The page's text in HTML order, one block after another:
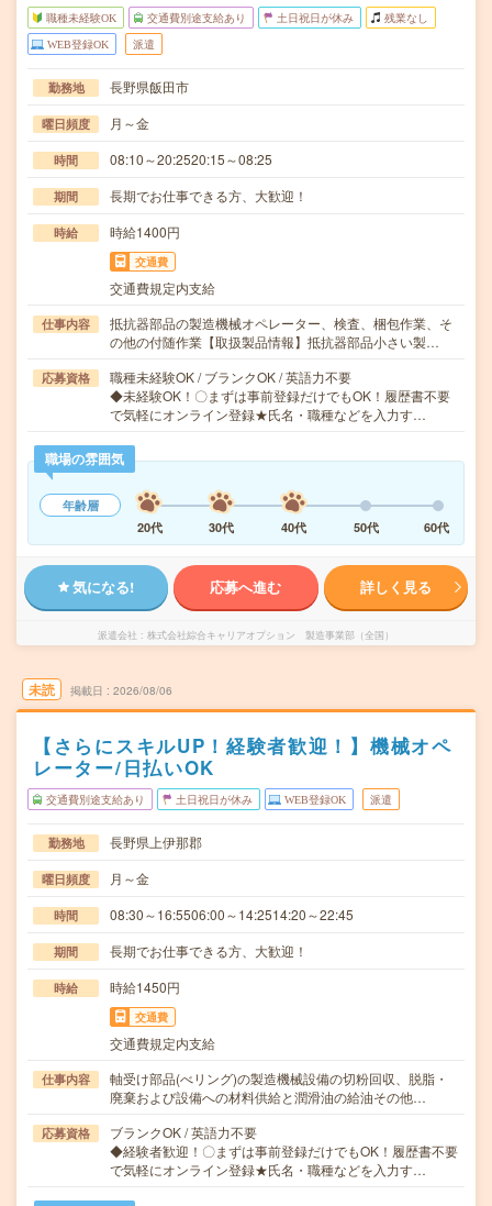
職種未経験OK 交通費別途支給あり 土日祝日が休み 残業なし
WEB登録OK 派遣
勤務地 長野県飯田市
曜日頻度 月～金
時間 08:10～20:2520:15～08:25
期間 長期でお仕事できる方、大歓迎！
時給 時給1400円
交通費
交通費規定内支給
仕事内容
抵抗器部品の製造機械オペレーター、検査、梱包作業、そ
の他の付随作業【取扱製品情報】抵抗器部品小さい製…
応募資格
職種未経験OK / ブランクOK / 英語力不要
◆未経験OK！〇まずは事前登録だけでもOK！履歴書不要
で気軽にオンライン登録★氏名・職種などを入力す…
職場の雰囲気
年齢層
20代
30代 40代 50代 60代
気になる! 応募へ進む 詳しく見る
派遣会社 株式会社綜合キャリアオプション 製造事業部（全国）
未読 掲載日 2026/08/06
【さらにスキルUP！経験者歓迎！】機械オペ
レーター/日払いOK
交通費別途支給あり 土日祝日が休み WEB登録OK 派遣
勤務地 長野県上伊那郡
曜日頻度 月～金
時間 08:30～16:5506:00～14:2514:20～22:45
期間 長期でお仕事できる方、大歓迎！
時給 時給1450円
交通費
交通費規定内支給
仕事内容
軸受け部品(べリング)の製造機械設備の切粉回収、脱脂・
廃棄および設備への材料供給と潤滑油の給油その他…
応募資格
ブランクOK / 英語力不要
◆経験者歓迎！〇まずは事前登録だけでもOK！履歴書不要
で気軽にオンライン登録★氏名・職種などを入力す…